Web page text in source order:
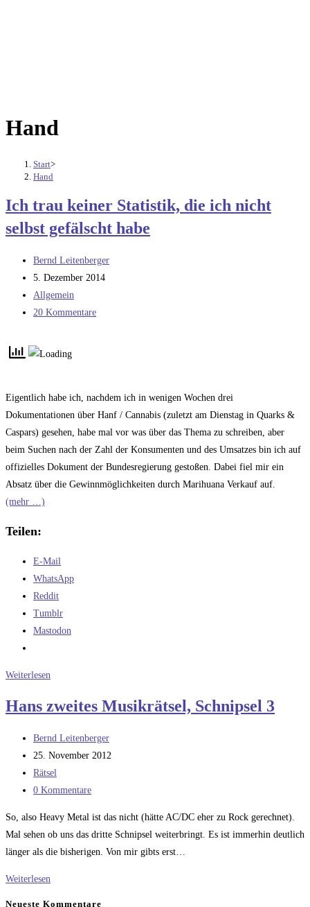
Hand
Start>
Hand
Ich trau keiner Statistik, die ich nicht
selbst gefälscht habe
Beitrags-
Autor:
Bernd Leitenberger
Beitrag
veröffentlicht:
5. Dezember 2014
Beitrags-
Kategorie:
Allgemein
Beitrags-
20 Kommentare
Eigentlich habe ich, nachdem ich in wenigen Wochen drei
Dokumentationen über Hanf / Cannabis (zuletzt am Dienstag in Quarks &
Caspars) gesehen, habe mal vor was über das Thema zu schreiben, aber
beim Suchen nach der Zahl der Konsumenten und des Umsatzes bin ich auf
offizielles Dokument der Bundesregierung gestoßen. Dabei fiel mir ein
Absatz über die Gewinnmöglichkeiten durch Marihuana Verkauf auf.
(mehr …)
Teilen:
E-Mail
WhatsApp
Reddit
Tumblr
Mastodon
Weiterlesen
keiner
die
ich
nicht
selbst
gefälscht
habe
Hans zweites Musikrätsel, Schnipsel 3
Beitrags-
Autor:
Bernd Leitenberger
Beitrag
veröffentlicht:
25. November 2012
Beitrags-
Kategorie:
Rätsel
Beitrags-
0 Kommentare
So, also Heavy Metal ist das nicht (hätte AC/DC eher zu Rock gerechnet).
Mal sehen ob uns das dritte Schnipsel weiterbringt. Es ist immerhin deutlich
länger als die bisherigen. Von mir gibts erst…
Weiterlesen
Neueste Kommentare